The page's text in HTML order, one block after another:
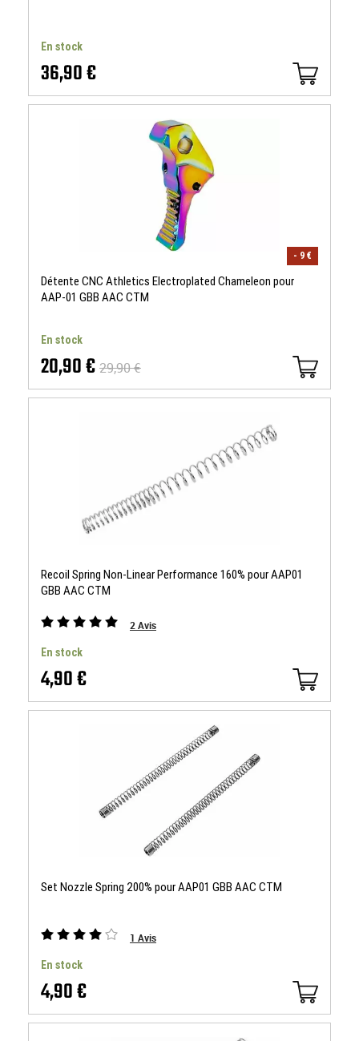
En stock
36,90 €
- 9 €
Détente CNC Athletics Electroplated Chameleon pour
AAP-01 GBB AAC CTM
En stock
20,90 € 29,90 €
Recoil Spring Non-Linear Performance 160% pour AAP01
GBB AAC CTM
2Avis
En stock
4,90 €
Set Nozzle Spring 200% pour AAP01 GBB AAC CTM
1 Avis
En stock
4,90 €